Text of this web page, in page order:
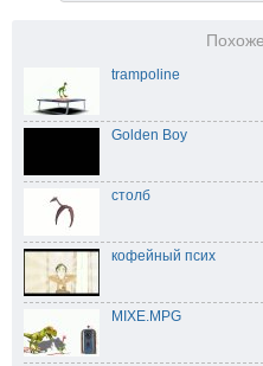
trampoline
Golden Boy
столб
кофейный псих
MIXE.MPG